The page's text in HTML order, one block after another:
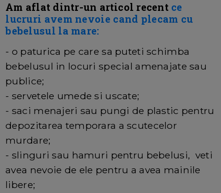
Am aflat dintr-un articol recent ce
lucruri avem nevoie cand plecam cu
bebelusul la mare:
- o paturica pe care sa puteti schimba
bebelusul in locuri special amenajate sau
publice;
- servetele umede si uscate;
- saci menajeri sau pungi de plastic pentru
depozitarea temporara a scutecelor
murdare;
- slinguri sau hamuri pentru bebelusi, veti
avea nevoie de ele pentru a avea mainile
libere;